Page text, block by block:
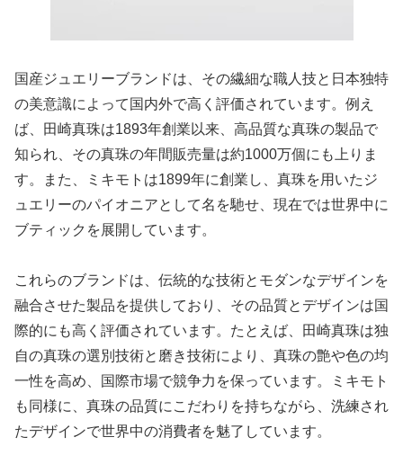
国産ジュエリーブランドは、その繊細な職人技と日本独特
の美意識によって国内外で高く評価されています。例え
ば、田崎真珠は1893年創業以来、高品質な真珠の製品で
知られ、その真珠の年間販売量は約1000万個にも上りま
す。また、ミキモトは1899年に創業し、真珠を用いたジ
ュエリーのパイオニアとして名を馳せ、現在では世界中に
ブティックを展開しています。
これらのブランドは、伝統的な技術とモダンなデザインを
融合させた製品を提供しており、その品質とデザインは国
際的にも高く評価されています。たとえば、田崎真珠は独
自の真珠の選別技術と磨き技術により、真珠の艶や色の均
一性を高め、国際市場で競争力を保っています。ミキモト
も同様に、真珠の品質にこだわりを持ちながら、洗練され
たデザインで世界中の消費者を魅了しています。